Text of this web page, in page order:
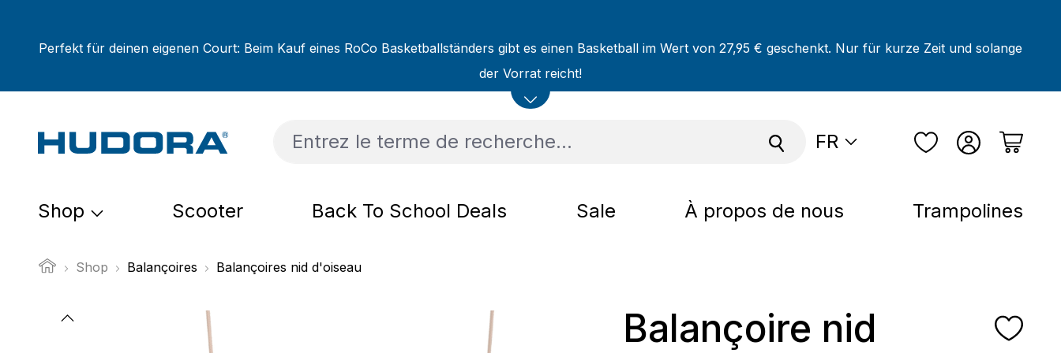
Perfekt für deinen eigenen Court: Beim Kauf eines RoCo Basketballständers gibt es einen Basketball im Wert von 27,95 € geschenkt. Nur für kurze Zeit und solange
der Vorrat reicht!
FR
Shop Scooter Back To School Deals Sale À propos de nous Trampolines
Shop Balançoires Balançoires nid d'oiseau
Ignorer la galerie d'images
Balançoire nid